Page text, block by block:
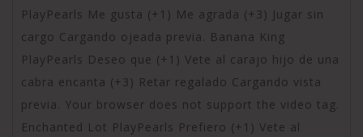
PlayPearls Me gusta (+1) Me agrada (+3) Jugar sin
cargo Cargando ojeada previa. Banana King
PlayPearls Deseo que (+1) Vete al carajo hijo de una
cabra encanta (+3) Retar regalado Cargando vista
previa. Your browser does not support the video tag.
Enchanted Lot PlayPearls Prefiero (+1) Vete al